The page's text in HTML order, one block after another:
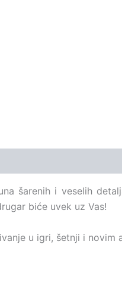
šarenih i veselih
biće uvek uz Vas!
u igri, šetnji i novim